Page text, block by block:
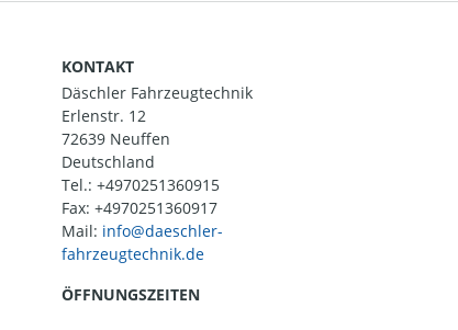
KONTAKT
Däschler Fahrzeugtechnik
Erlenstr. 12
72639 Neuffen
Deutschland
Tel.: +4970251360915
Fax: +4970251360917
Mail:
ÖFFNUNGSZEITEN